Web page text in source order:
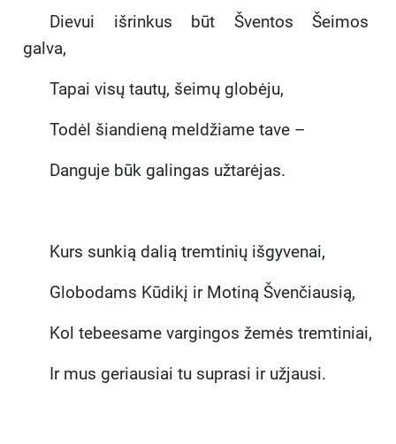
Dievui išrinkus būt Šventos Šeimos
galva,
Tapai visų tautų, šeimų globėju,
Todėl šiandieną meldžiame tave –
Danguje būk galingas užtarėjas.
Kurs sunkią dalią tremtinių išgyvenai,
Globodams Kūdikį ir Motiną Švenčiausią,
Kol tebeesame vargingos žemės tremtiniai,
Ir mus geriausiai tu suprasi ir užjausi.